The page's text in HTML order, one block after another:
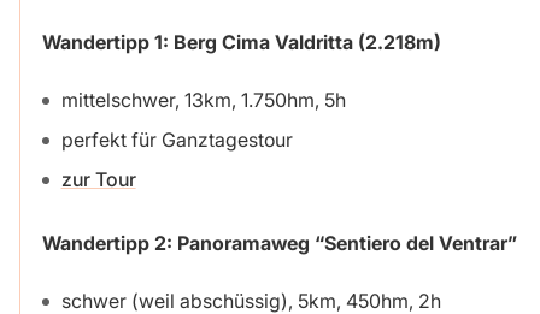
Wandertipp 1: Berg Cima Valdritta (2.218m)
mittelschwer, 13km, 1.750hm, 5h
perfekt für Ganztagestour
zur Tour
Wandertipp 2: Panoramaweg “Sentiero del Ventrar”
schwer (weil abschüssig), 5km, 450hm, 2h